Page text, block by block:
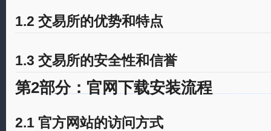
1.2 交易所的优势和特点
1.3 交易所的安全性和信誉
第2部分：官网下载安装流程
2.1 官方网站的访问方式